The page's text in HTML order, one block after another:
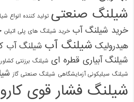
شیلنگ صنعتی تولید کننده انواع
خرید شیلنگ آب خرید شیلنگ های پلی اتیلن
هیدرولیک شیلنگ آب شیلنگ آب
شیلنگ آبیاری قطره ای شیلنگ برزنتی
شیلنگ سیلیکونی آزمایشگاهی شیلنگ صنعتی گاز
شیلنگ فشار قوی